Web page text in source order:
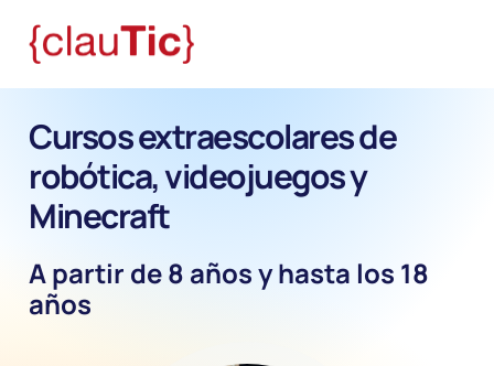
Cursos extraescolares de
robótica, videojuegos y
Minecraft
A partir de 8 años y hasta los 18
años